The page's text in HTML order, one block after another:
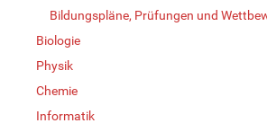
Bildungspläne, Prüfungen und
Biologie
Physik
Chemie
Informatik